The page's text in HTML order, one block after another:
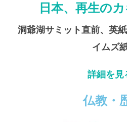
日本、再生の
洞爺湖サミット直前、英
イムズ
詳細を見
仏教・